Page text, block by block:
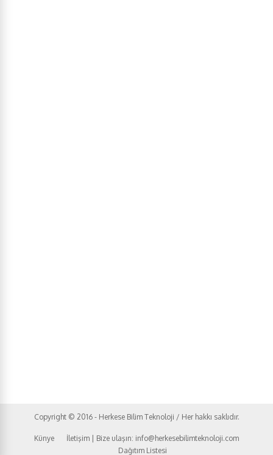
Copyright © 2016 - Herkese Bilim Teknoloji / Her hakkı saklıdır.
Künye
İletişim | Bize ulaşın: info@herkesebilimteknoloji.com
Dağıtım Listesi